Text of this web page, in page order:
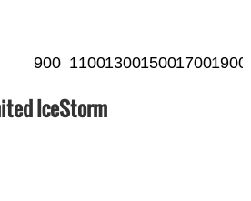
900 11001300150017001900
IceStorm